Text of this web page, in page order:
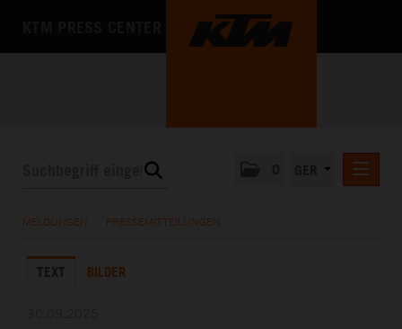
MEDIA
MELDUNGEN PRESSEMITTEILUNGEN
TEXT BILDER